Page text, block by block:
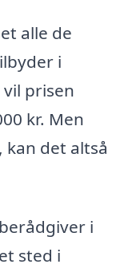
alle de
i
prisen
kr. Men
det altså
i
sted i